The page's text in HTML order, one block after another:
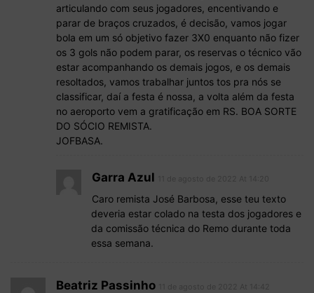
articulando com seus jogadores, encentivando e
parar de braços cruzados, é decisão, vamos jogar
bola em um só objetivo fazer 3X0 enquanto não fizer
os 3 gols não podem parar, os reservas o técnico vão
estar acompanhando os demais jogos, e os demais
resoltados, vamos trabalhar juntos tos pra nós se
classificar, daí a festa é nossa, a volta além da festa
no aeroporto vem a gratificação em RS. BOA SORTE
DO SÓCIO REMISTA.
JOFBASA.
Garra Azul
Caro remista José Barbosa, esse teu texto
deveria estar colado na testa dos jogadores e
da comissão técnica do Remo durante toda
essa semana.
Beatriz Passinho